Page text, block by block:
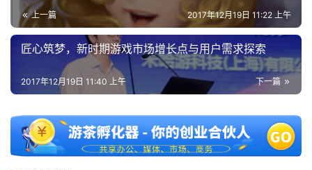
上一篇 2017年12月19日 11:22 上午
匠心筑梦，新时期游戏市场增长点与用户需求探索
下一篇
2017年12月19日 11:40 上午